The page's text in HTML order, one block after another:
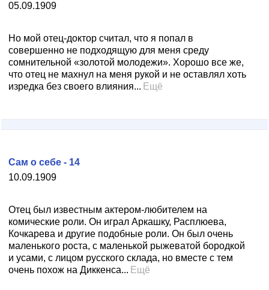
05.09.1909
Но мой отец-доктор считал, что я попал в
совершенно не подходящую для меня среду
сомнительной «золотой молодежи». Хорошо все же,
что отец не махнул на меня рукой и не оставлял хоть
изредка без своего влияния... Ещё
10.09.1909
Сам о себе - 14
Отец был известным актером-любителем на
комические роли. Он играл Аркашку, Расплюева,
Кочкарева и другие подобные роли. Он был очень
маленького роста, с маленькой рыжеватой бородкой
и усами, с лицом русского склада, но вместе с тем
очень похож на Диккенса... Ещё